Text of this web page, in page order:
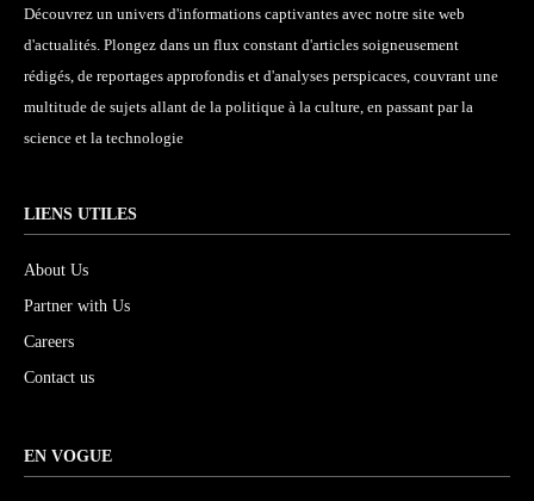
Découvrez un univers d'informations captivantes avec notre site web
d'actualités. Plongez dans un flux constant d'articles soigneusement
rédigés, de reportages approfondis et d'analyses perspicaces, couvrant une
multitude de sujets allant de la politique à la culture, en passant par la
science et la technologie
LIENS UTILES
About Us
Partner with Us
Careers
Contact us
EN VOGUE